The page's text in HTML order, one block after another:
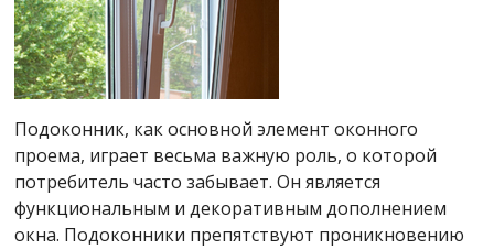
Подоконник, как основной элемент оконного
проема, играет весьма важную роль, о которой
потребитель часто забывает. Он является
функциональным и декоративным дополнением
окна. Подоконники препятствуют проникновению